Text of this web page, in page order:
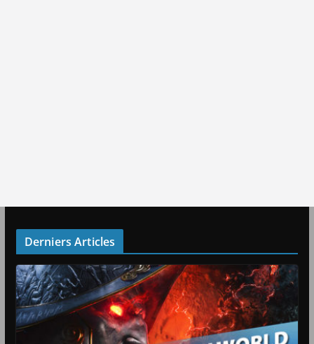
Derniers Articles